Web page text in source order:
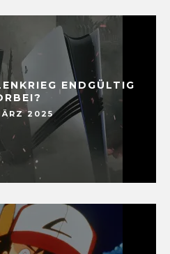
ENDGÜLTIG
2025